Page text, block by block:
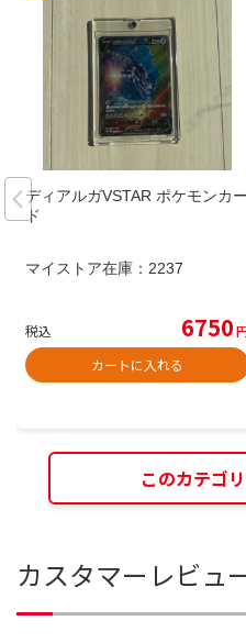
ディアルガVSTAR ポケモンカー
ド
マイストア在庫： 2237
税込 6750
カートに入れる
このカテゴ
カスタマーレビュ